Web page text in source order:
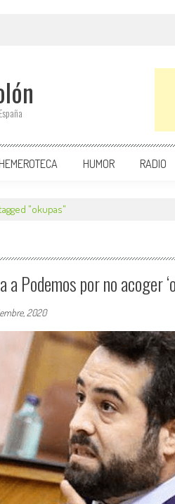
HEMEROTECA HUMOR RADIO
"okupas"
Podemos por no acoger
2020